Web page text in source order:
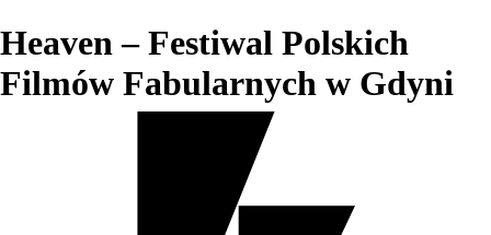
Heaven – Festiwal Polskich
Filmów Fabularnych w Gdyni